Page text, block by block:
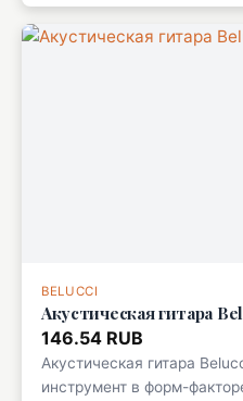
BELUCCI
Акустическая гитара
146.54 RUB
Акустическая гитара
инструмент в форм-